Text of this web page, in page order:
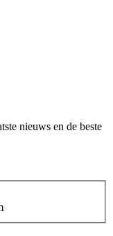
nieuws en de beste